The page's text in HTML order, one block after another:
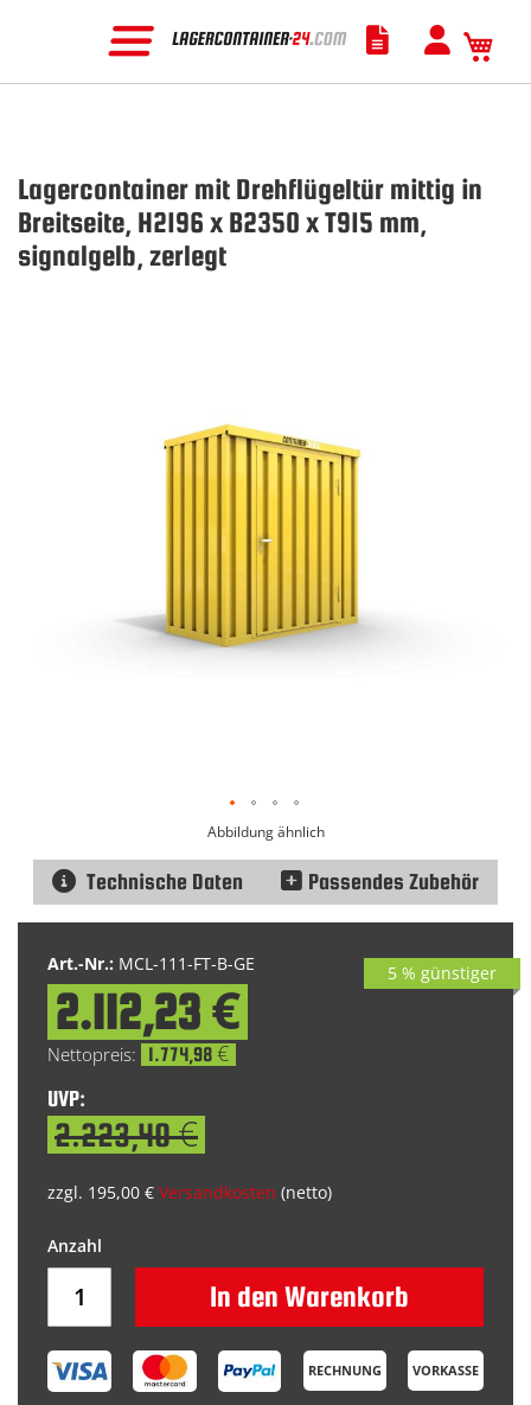
Lagercontainer mit Drehflügeltür mittig in
Breitseite, H2196 x B2350 x T915 mm,
signalgelb, zerlegt
Art.-Nr.: MCL-111-FT-B-GE
Special
Price
2.112,23 €
1.774,98 €
UVP:
2.223,40 €
zzgl. 195,00 € Versandkosten (netto)
In den Warenkorb
RECHNUNG VORKASSE
5 % günstiger
Abbildung ähnlich
Technische Daten Passendes Zubehör
Anfang
Bildgalerie
springen